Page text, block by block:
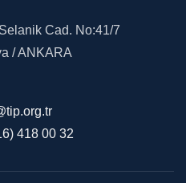
Cad. No:41/7
/ ANKARA
418 00 32